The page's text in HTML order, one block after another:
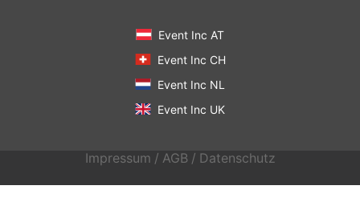
Event Inc AT
Event Inc CH
Event Inc NL
Event Inc UK
Impressum / AGB / Datenschutz